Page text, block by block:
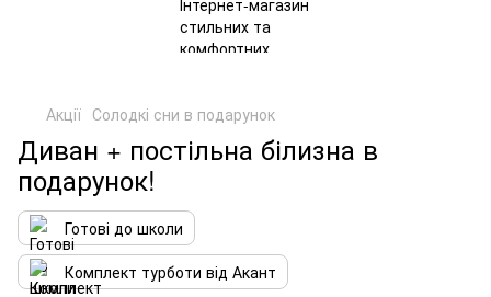
Акції Солодкі сни в подарунок
Диван + постільна білизна в
подарунок!
Готові до школи
Комплект турботи від Акант